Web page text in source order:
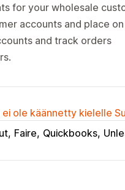
for your wholesale
accounts and place
and track orders
ole käännetty kielelle
Faire Quickbooks